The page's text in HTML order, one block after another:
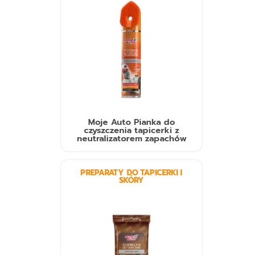
Moje Auto Pianka do
czyszczenia tapicerki z
neutralizatorem zapachów
PREPARATY DO TAPICERKI I
SKÓRY